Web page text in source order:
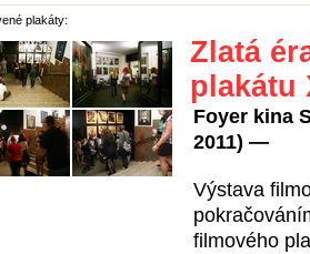
plakáty:
Zlatá
plakátu
Foyer kina
2011) —
Výstava
filmového